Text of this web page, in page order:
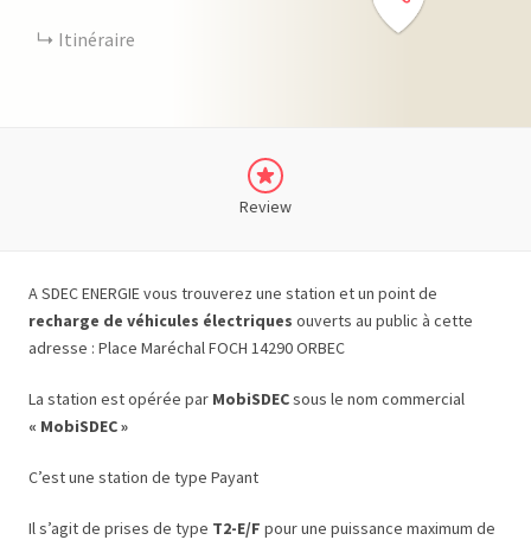
Itinéraire
Review
A SDEC ENERGIE vous trouverez une station et un point de
recharge de véhicules électriques ouverts au public à cette
adresse : Place Maréchal FOCH 14290 ORBEC
La station est opérée par MobiSDECsous le nom commercial
« MobiSDEC »
C’est une station de type Payant
Il s’agit de prises de type T2-E/F pour une puissance maximum de